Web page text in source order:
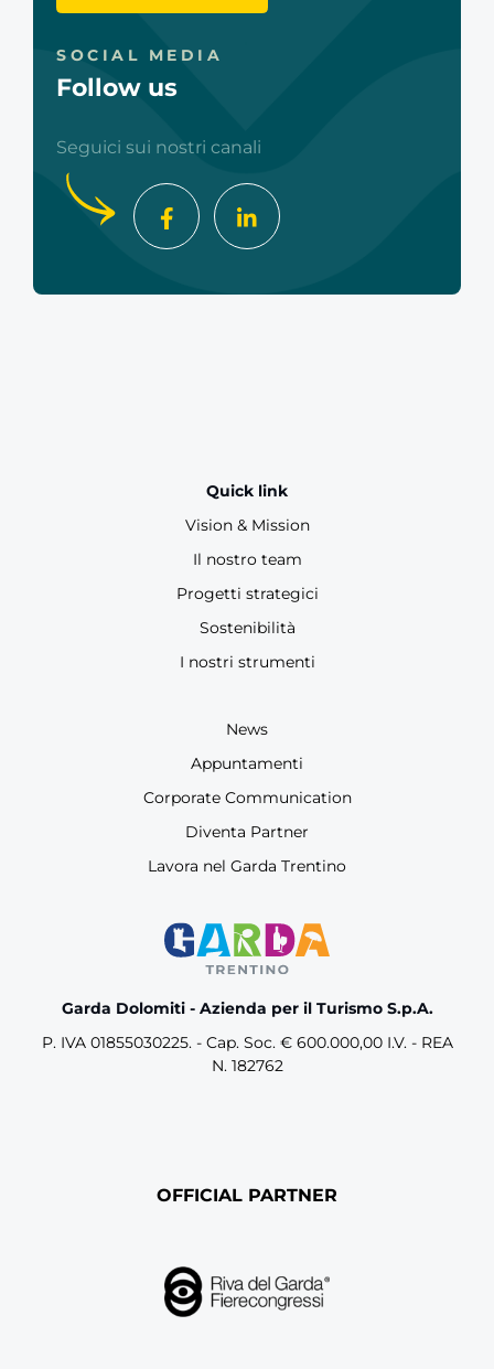
SOCIAL MEDIA
Follow us
Seguici sui nostri canali
Garda Dolomiti - Azienda per il Turismo S.p.A.
P. IVA 01855030225. - Cap. Soc. € 600.000,00 I.V. - REA
N. 182762
Quick link
Vision & Mission
Il nostro team
Progetti strategici
Sostenibilità
I nostri strumenti
News
Appuntamenti
Corporate Communication
Diventa Partner
Lavora nel Garda Trentino
OFFICIAL PARTNER